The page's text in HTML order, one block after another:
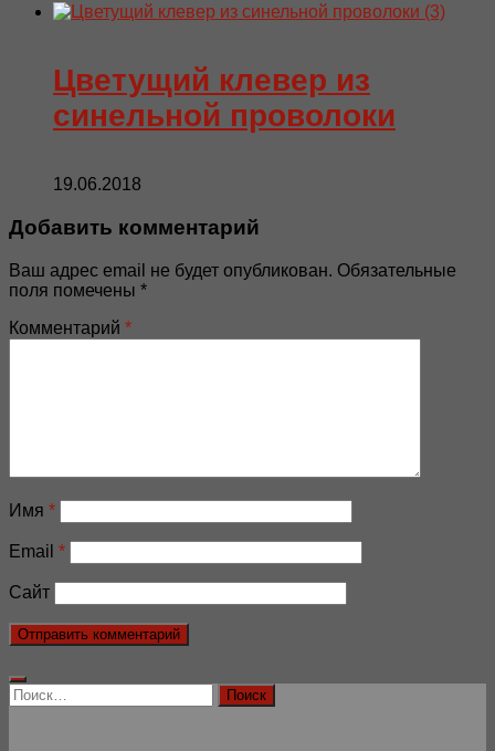
Цветущий клевер из
синельной проволоки
19.06.2018
Добавить комментарий
Ваш адрес email не будет опубликован. Обязательные
поля помечены *
Комментарий *
Имя *
Email *
Сайт
Найти: